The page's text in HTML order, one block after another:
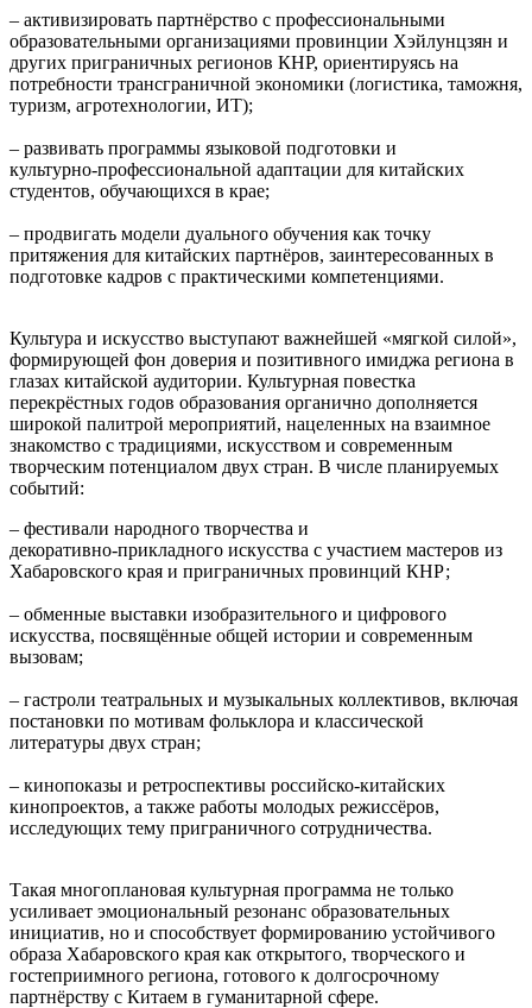
– активизировать партнёрство с профессиональными
образовательными организациями провинции Хэйлунцзян и
других приграничных регионов КНР, ориентируясь на
потребности трансграничной экономики (логистика, таможня,
туризм, агротехнологии, ИТ);
– развивать программы языковой подготовки и
культурно‑профессиональной адаптации для китайских
студентов, обучающихся в крае;
– продвигать модели дуального обучения как точку
притяжения для китайских партнёров, заинтересованных в
подготовке кадров с практическими компетенциями.
Культура и искусство выступают важнейшей «мягкой силой»,
формирующей фон доверия и позитивного имиджа региона в
глазах китайской аудитории. Культурная повестка
перекрёстных годов образования органично дополняется
широкой палитрой мероприятий, нацеленных на взаимное
знакомство с традициями, искусством и современным
творческим потенциалом двух стран. В числе планируемых
событий:
– фестивали народного творчества и
декоративно‑прикладного искусства с участием мастеров из
Хабаровского края и приграничных провинций КНР;
– обменные выставки изобразительного и цифрового
искусства, посвящённые общей истории и современным
вызовам;
– гастроли театральных и музыкальных коллективов, включая
постановки по мотивам фольклора и классической
литературы двух стран;
– кинопоказы и ретроспективы российско‑китайских
кинопроектов, а также работы молодых режиссёров,
исследующих тему приграничного сотрудничества.
Такая многоплановая культурная программа не только
усиливает эмоциональный резонанс образовательных
инициатив, но и способствует формированию устойчивого
образа Хабаровского края как открытого, творческого и
гостеприимного региона, готового к долгосрочному
партнёрству с Китаем в гуманитарной сфере.